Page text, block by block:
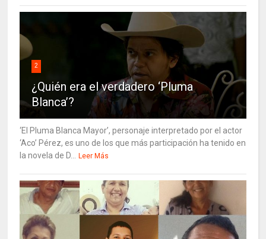
2
¿Quién era el verdadero ‘Pluma
Blanca’?
‘El Pluma Blanca Mayor’, personaje interpretado por el actor
‘Aco’ Pérez, es uno de los que más participación ha tenido en
la novela de D...
Leer Más